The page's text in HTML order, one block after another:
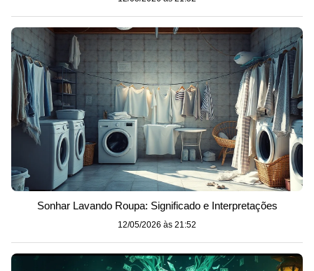
Sonhar Lavando Roupa: Significado e Interpretações
12/05/2026 às 21:52